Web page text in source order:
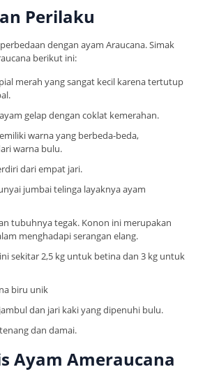
Perilaku
dengan ayam Araucana. Simak
berikut ini:
merah yang sangat kecil karena tertutup
gelap dengan coklat kemerahan.
warna yang berbeda-beda,
warna bulu.
dari empat jari.
jumbai telinga layaknya ayam
tubuhnya tegak. Konon ini merupakan
menghadapi serangan elang.
sekitar 2,5 kg untuk betina dan 3 kg untuk
biru unik
dan jari kaki yang dipenuhi bulu.
dan damai.
Ayam Ameraucana